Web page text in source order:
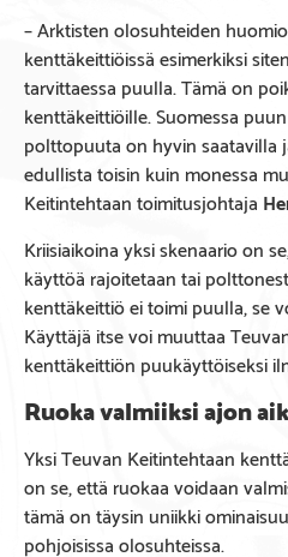
– Arktisten olosuhteiden
kenttäkeittiöissä esimerkiksi
tarvittaessa puulla. Tämä on
kenttäkeittiöille. Suomessa
polttopuuta on hyvin
edullista toisin kuin monessa
Keitintehtaan toimitusjohtaja
Kriisiaikoina yksi skenaario on
käyttöä rajoitetaan tai
kenttäkeittiö ei toimi puulla, se
Käyttäjä itse voi muuttaa
kenttäkeittiön puukäyttöiseksi
Ruoka valmiiksi ajon
Yksi Teuvan Keitintehtaan
on se, että ruokaa voidaan
tämä on täysin uniikki
pohjoisissa olosuhteissa.